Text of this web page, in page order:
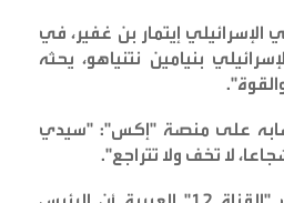
الإسرائيلي إيتمار بن غفير، في
بنيامين نتنياهو، يحثه
".
على منصة "إكس": "سيدي
لا تخف ولا تتراجع".